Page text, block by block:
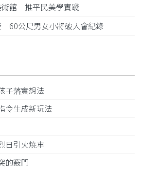
術館 推平民美學實踐
60公尺男女小將破大會紀錄
子落實想法
令生成新玩法
日引火燒車
的竅門